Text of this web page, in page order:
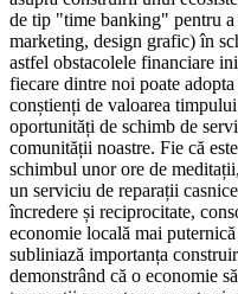
de tip "time banking" pentru a
marketing, design grafic) în
astfel obstacolele financiare
fiecare dintre noi poate
conștienți de valoarea
oportunități de schimb de
comunității noastre. Fie că
schimbul unor ore de
un serviciu de reparații
încredere și reciprocitate,
economie locală mai
subliniază importanța
demonstrând că o economie